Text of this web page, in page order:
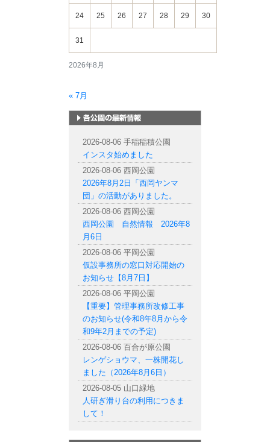
2026年8月
24 25 26 27 28 29 30
31
« 7月
2026-08-06 手稲稲積公園
インスタ始めました
2026-08-06 西岡公園
2026年8月2日「西岡ヤンマ
団」の活動がありました。
2026-08-06 西岡公園
西岡公園 自然情報 2026年8
月6日
2026-08-06 平岡公園
仮設事務所の窓口対応開始の
お知らせ【8月7日】
2026-08-06 平岡公園
【重要】管理事務所改修工事
のお知らせ(令和8年8月から令
和9年2月までの予定)
2026-08-06 百合が原公園
レンゲショウマ、一株開花し
ました（2026年8月6日）
2026-08-05 山口緑地
人研ぎ滑り台の利用につきま
して！